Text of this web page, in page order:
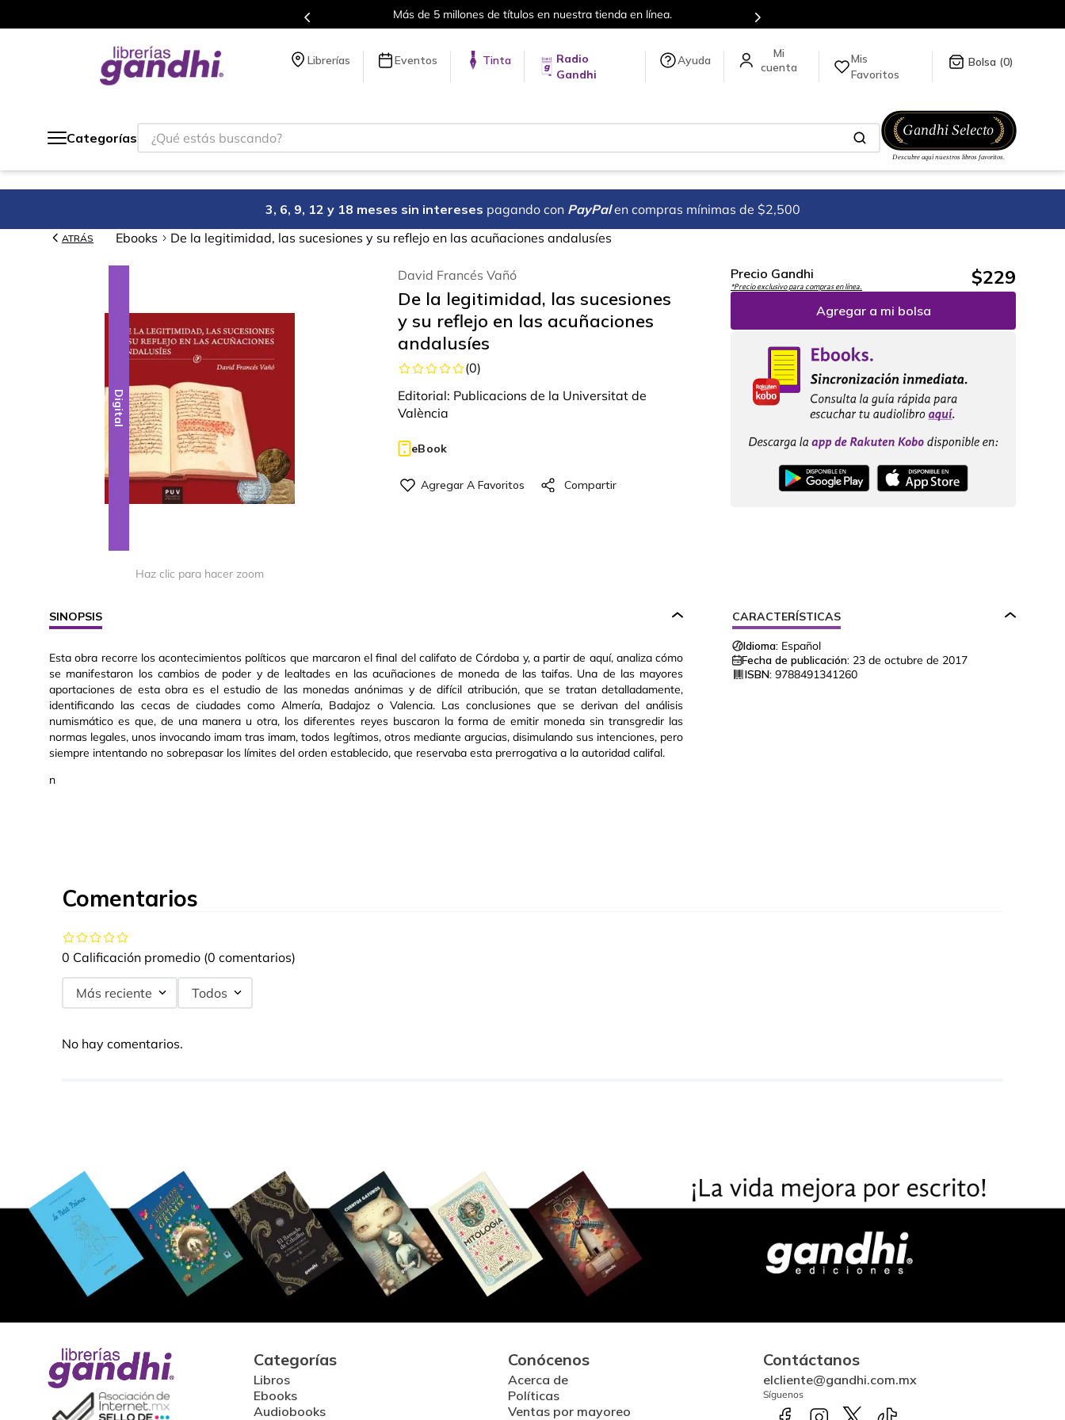
Más de 5 millones de títulos en nuestra tienda en línea.
Librerías Eventos Tinta
Radio
Gandhi
Ayuda
Mis
Favoritos
0
Categorías
¿Qué estás buscando?
3, 6, 9, 12 y 18 meses sin intereses pagando con PayPal en compras mínimas de $2,500
ATRÁS Ebooks De la legitimidad, las sucesiones y su reflejo en las acuñaciones andalusíes
Digital
Haz clic para hacer zoom
David Francés Vañó
De la legitimidad, las sucesiones
y su reflejo en las acuñaciones
andalusíes
(0)
Editorial: Publicacions de la Universitat de
València
eBook
Precio Gandhi
*Precio exclusivo para compras en línea. $229
Agregar a mi bolsa
SINOPSIS
Esta obra recorre los acontecimientos políticos que marcaron el final del califato de Córdoba y, a partir de aquí, analiza cómo
se manifestaron los cambios de poder y de lealtades en las acuñaciones de moneda de las taifas. Una de las mayores
aportaciones de esta obra es el estudio de las monedas anónimas y de difícil atribución, que se tratan detalladamente,
identificando las cecas de ciudades como Almería, Badajoz o Valencia. Las conclusiones que se derivan del análisis
numismático es que, de una manera u otra, los diferentes reyes buscaron la forma de emitir moneda sin transgredir las
normas legales, unos invocando imam tras imam, todos legítimos, otros mediante argucias, disimulando sus intenciones, pero
siempre intentando no sobrepasar los límites del orden establecido, que reservaba esta prerrogativa a la autoridad califal.
n
CARACTERÍSTICAS
Idioma: Español
Fecha de publicación: 23 de octubre de 2017
ISBN: 9788491341260
Comentarios
0 Calificación promedio (0 comentarios)
Más reciente Todos
No hay comentarios.
Categorías
Libros
Ebooks
Audiobooks
Conócenos
Acerca de
Políticas
Ventas por mayoreo
Contáctanos
elcliente@gandhi.com.mx
Síguenos